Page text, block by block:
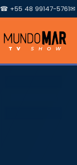
☎ +55 48 99147-5761✉